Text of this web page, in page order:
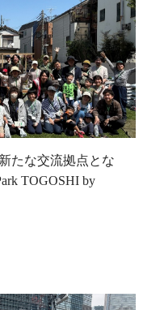
たな交流拠点とな
TOGOSHI by